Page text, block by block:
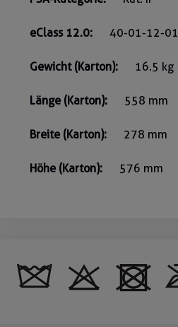
eClass 12.0: 40-01-12-01
Gewicht (Karton): 16.5 kg
Länge (Karton): 558 mm
Breite (Karton): 278 mm
Höhe (Karton): 576 mm